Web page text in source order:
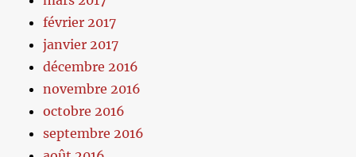
février 2017
janvier 2017
décembre 2016
novembre 2016
octobre 2016
septembre 2016